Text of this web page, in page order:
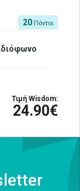
20 Πόντοι
Τιμή Wisdom:
24.90€